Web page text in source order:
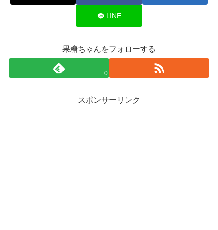
LINE
果糖ちゃんをフォローする
0
スポンサーリンク